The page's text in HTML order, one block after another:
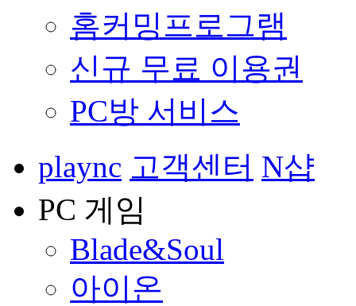
홈커밍프로그램
신규 무료 이용권
PC방 서비스
plaync 고객센터 N샵
PC 게임
Blade&Soul
아이온